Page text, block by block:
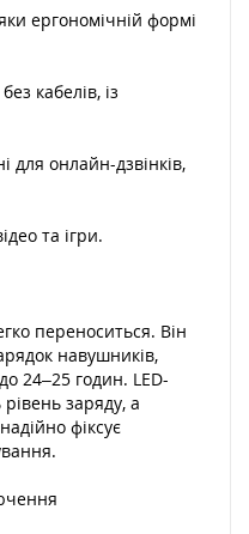
ергономічній формі
кабелів, із
для онлайн-дзвінків,
та ігри.
переноситься. Він
навушників,
24–25 годин. LED-
заряду, а
фіксує